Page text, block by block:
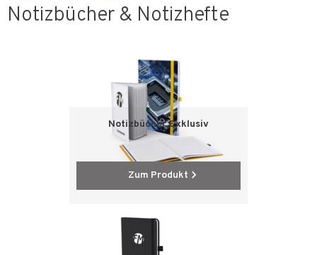
Notizbücher & Notizhefte
Notizbücher Exklusiv
Zum Produkt